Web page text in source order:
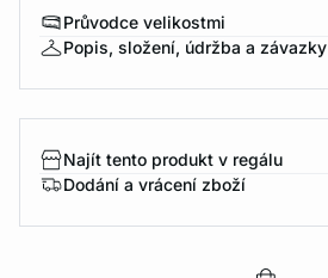
Průvodce velikostmi
Popis, složení, údržba a závazky
Najít tento produkt v regálu
Dodání a vrácení zboží